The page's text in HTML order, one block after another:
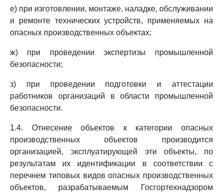
е) при изготовлении, монтаже, наладке, обслуживании
и ремонте технических устройств, применяемых на
опасных производственных объектах;
ж) при проведении экспертизы промышленной
безопасности;
з) при проведении подготовки и аттестации
работников организаций в области промышленной
безопасности.
1.4. Отнесение объектов к категории опасных
производственных объектов производится
организацией, эксплуатирующей эти объекты, по
результатам их идентификации в соответствии с
перечнем типовых видов опасных производственных
объектов, разрабатываемым Госгортехнадзором